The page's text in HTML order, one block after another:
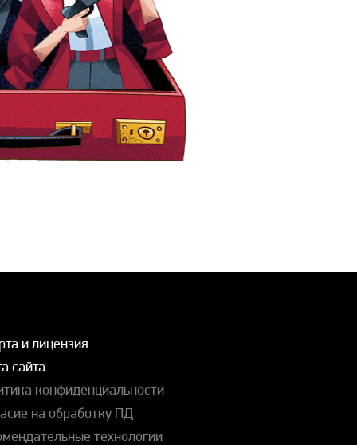
и лицензия
сайта
конфиденциальности
на обработку ПД
технологии